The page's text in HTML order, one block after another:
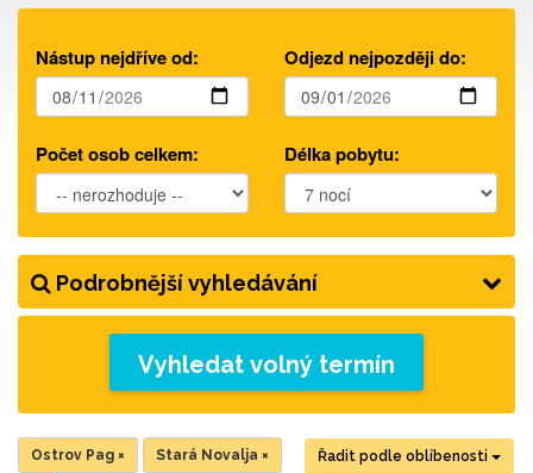
Nástup nejdříve od: Odjezd nejpozději do:
Počet osob celkem: Délka pobytu:
Podrobnější vyhledávání
Vyhledat volný termín
Řadit podle oblíbenosti
Ostrov Pag × Stará Novalja ×